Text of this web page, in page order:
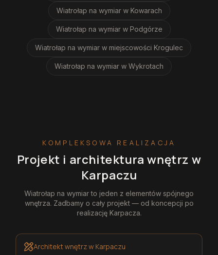
Wiatrołap na wymiar w Kowarach
Wiatrołap na wymiar w Podgórze
Wiatrołap na wymiar w miejscowości Krogulec
Wiatrołap na wymiar w Wykrotach
KOMPLEKSOWA REALIZACJA
Projekt i architektura wnętrz w
Karpaczu
Wiatrołap na wymiarto jeden z elementów spójnego
wnętrza. Zadbamy o cały projekt — od koncepcji po
realizację Karpacza.
Architekt wnętrzw Karpaczu